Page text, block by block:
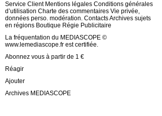
Service Client Mentions légales Conditions générales
d’utilisation Charte des commentaires Vie privée,
données perso. modération. Contacts Archives sujets
en régions Boutique Régie Publicitaire
La fréquentation du MEDIASCOPE ©
www.lemediascope.fr est certifiée.
Abonnez vous à partir de 1 €
Réagir
Ajouter
Archives MEDIASCOPE